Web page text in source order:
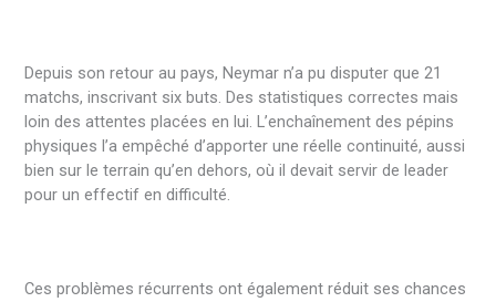
Depuis son retour au pays, Neymar n’a pu disputer que 21
matchs, inscrivant six buts. Des statistiques correctes mais
loin des attentes placées en lui. L’enchaînement des pépins
physiques l’a empêché d’apporter une réelle continuité, aussi
bien sur le terrain qu’en dehors, où il devait servir de leader
pour un effectif en difficulté.
Ces problèmes récurrents ont également réduit ses chances